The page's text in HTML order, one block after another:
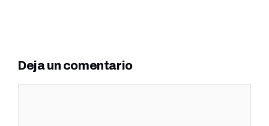
Deja un comentario